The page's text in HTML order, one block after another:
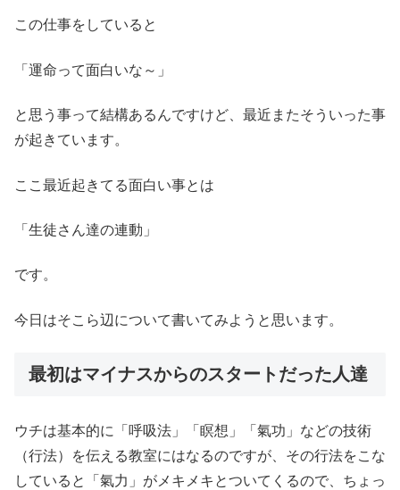
この仕事をしていると
「運命って面白いな～」
と思う事って結構あるんですけど、最近またそういった事
が起きています。
ここ最近起きてる面白い事とは
「生徒さん達の連動」
です。
今日はそこら辺について書いてみようと思います。
最初はマイナスからのスタートだった人達
ウチは基本的に「呼吸法」「瞑想」「氣功」などの技術
（行法）を伝える教室にはなるのですが、その行法をこな
していると「氣力」がメキメキとついてくるので、ちょっ